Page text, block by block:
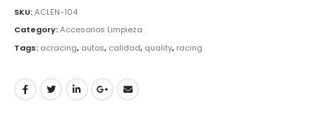
SKU:ACLEN-104
Category:Accesorios Limpieza
Tags: acracing, autos, calidad, quality, racing